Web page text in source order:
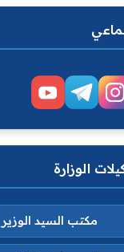
الوزارة
مكتب السيد الوزير